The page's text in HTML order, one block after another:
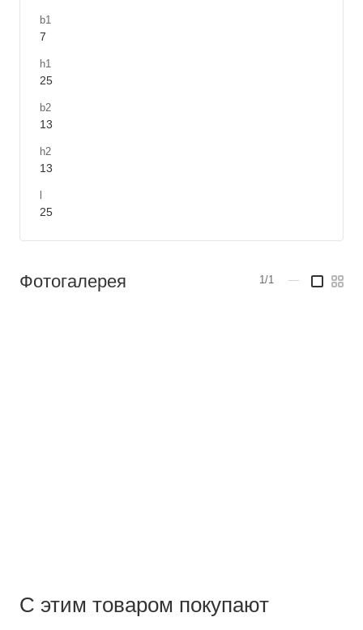
b1
7
h1
25
b2
13
h2
13
25
Фотогалерея 1/1 —
С этим товаром покупают